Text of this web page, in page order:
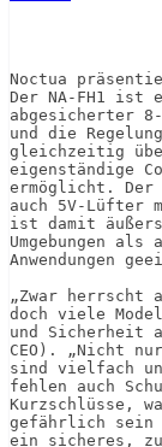
Noctua
Der NA-FH1
abgesicherter
und die
gleichzeitig über
eigenständige
ermöglicht. Der
auch 5V-Lüfter
ist damit
Umgebungen
Anwendungen
„Zwar herrscht
doch viele
und Sicherheit
CEO). „Nicht nur
sind vielfach
fehlen auch
Kurzschlüsse,
gefährlich sein
ein sicheres,